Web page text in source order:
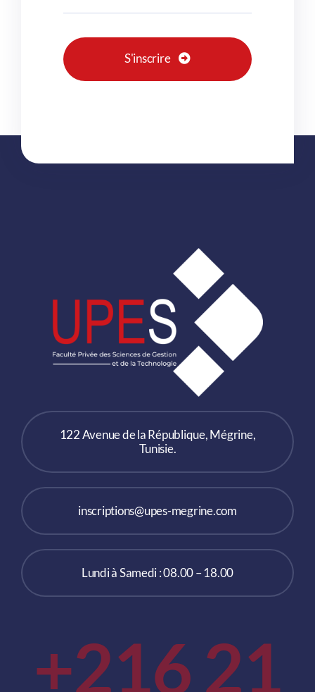
S'inscrire
122 Avenue de la République, Mégrine,
Tunisie.
inscriptions@upes-megrine.com
Lundi à Samedi : 08.00 – 18.00
+216 21